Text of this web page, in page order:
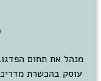
מנהל את תחום
עוסק בהכשרת